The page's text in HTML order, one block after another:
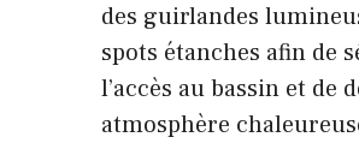
des guirlandes
spots étanches afin de
l’accès au bassin et de
atmosphère